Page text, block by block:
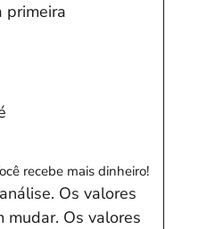
primeira
recebe mais dinheiro!
Os valores
mudar. Os valores